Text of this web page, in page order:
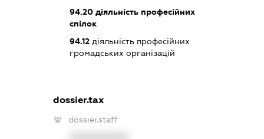
94.20 діяльність професійних
спілок
94.12 діяльність професійних
громадських організацій
dossier.tax
dossier.staff